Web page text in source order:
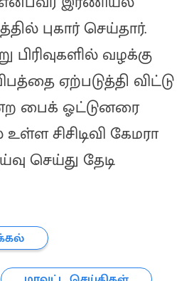
புகார் செய்தார்.
வழக்கு
ஏற்படுத்தி விட்டு
பைக் ஓட்டுனரை
சிசிடிவி கேமரா
செய்து தேடி